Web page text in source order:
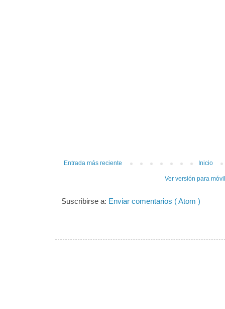
Entrada más reciente Inicio
Ver versión para
Suscribirse a: Enviar comentarios ( Atom )